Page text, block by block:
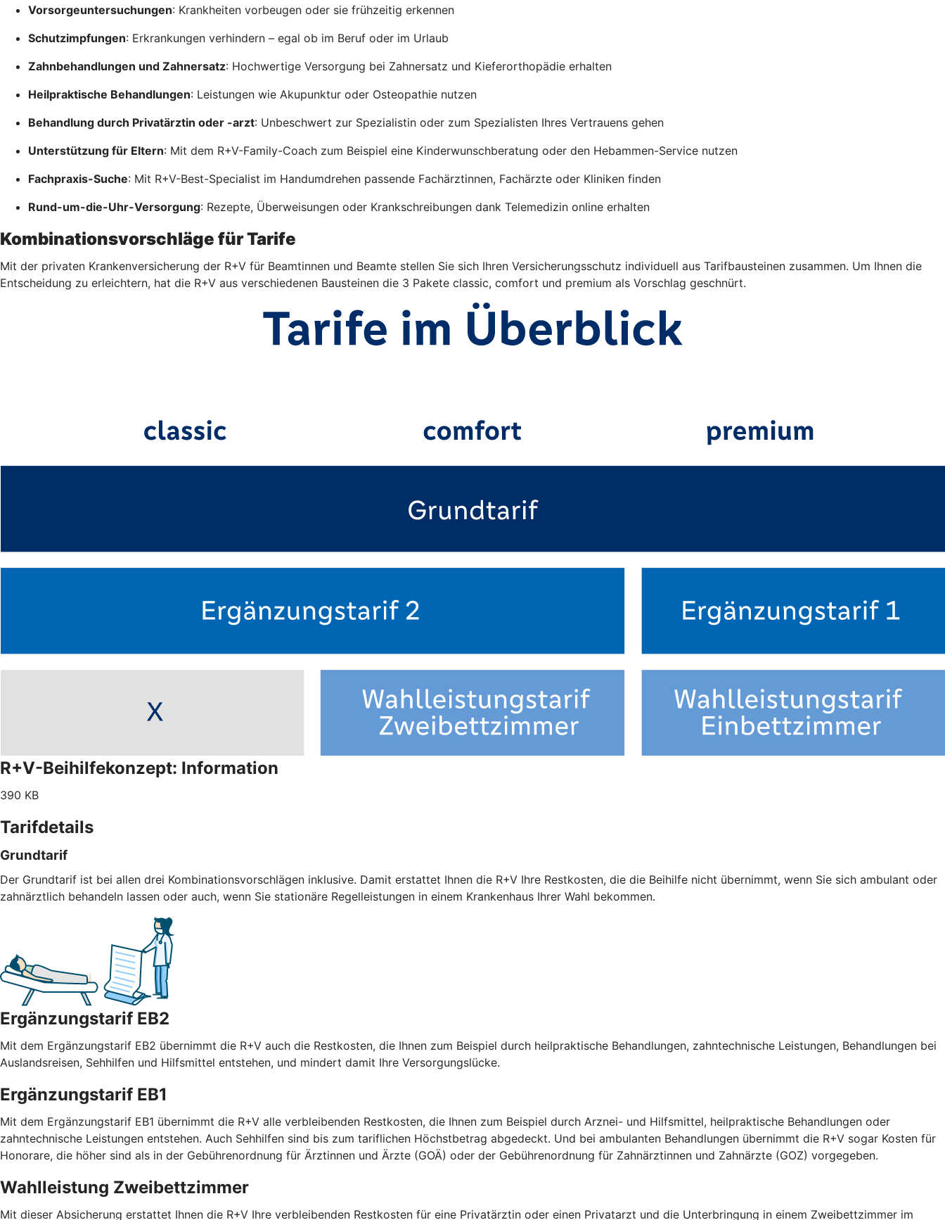
Vorsorgeuntersuchungen: Krankheiten vorbeugen oder sie frühzeitig erkennen
Schutzimpfungen: Erkrankungen verhindern – egal ob im Beruf oder im Urlaub
Zahnbehandlungen und Zahnersatz: Hochwertige Versorgung bei Zahnersatz und Kieferorthopädie erhalten
Heilpraktische Behandlungen: Leistungen wie Akupunktur oder Osteopathie nutzen
Behandlung durch Privatärztin oder -arzt: Unbeschwert zur Spezialistin oder zum Spezialisten Ihres Vertrauens gehen
Unterstützung für Eltern: Mit dem R+V-Family-Coach zum Beispiel eine Kinderwunschberatung oder den Hebammen-Service nutzen
Fachpraxis-Suche: Mit R+V-Best-Specialist im Handumdrehen passende Fachärztinnen, Fachärzte oder Kliniken finden
Rund-um-die-Uhr-Versorgung: Rezepte, Überweisungen oder Krankschreibungen dank Telemedizin online erhalten
Kombinationsvorschläge für Tarife
Mit der privaten Krankenversicherung der R+V für Beamtinnen und Beamte stellen Sie sich Ihren Versicherungsschutz individuell aus Tarifbausteinen zusammen. Um Ihnen die
Entscheidung zu erleichtern, hat die R+V aus verschiedenen Bausteinen die 3 Pakete classic, comfort und premium als Vorschlag geschnürt.
R+V-Beihilfekonzept: Information
390 KB
Tarifdetails
Grundtarif
Der Grundtarif ist bei allen drei Kombinationsvorschlägen inklusive. Damit erstattet Ihnen die R+V Ihre Restkosten, die die Beihilfe nicht übernimmt, wenn Sie sich ambulant oder
zahnärztlich behandeln lassen oder auch, wenn Sie stationäre Regelleistungen in einem Krankenhaus Ihrer Wahl bekommen.
Ergänzungstarif EB2
Mit dem Ergänzungstarif EB2 übernimmt die R+V auch die Restkosten, die Ihnen zum Beispiel durch heilpraktische Behandlungen, zahntechnische Leistungen, Behandlungen bei
Auslandsreisen, Sehhilfen und Hilfsmittel entstehen, und mindert damit Ihre Versorgungslücke.
Ergänzungstarif EB1
Mit dem Ergänzungstarif EB1 übernimmt die R+V alle verbleibenden Restkosten, die Ihnen zum Beispiel durch Arznei- und Hilfsmittel, heilpraktische Behandlungen oder
zahntechnische Leistungen entstehen. Auch Sehhilfen sind bis zum tariflichen Höchstbetrag abgedeckt. Und bei ambulanten Behandlungen übernimmt die R+V sogar Kosten für
Honorare, die höher sind als in der Gebührenordnung für Ärztinnen und Ärzte (GOÄ) oder der Gebührenordnung für Zahnärztinnen und Zahnärzte (GOZ) vorgegeben.
Wahlleistung Zweibettzimmer
Mit dieser Absicherung erstattet Ihnen die R+V Ihre verbleibenden Restkosten für eine Privatärztin oder einen Privatarzt und die Unterbringung in einem Zweibettzimmer im